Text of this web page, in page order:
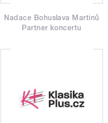
Nadace Bohuslava Martinů
Partner koncertu